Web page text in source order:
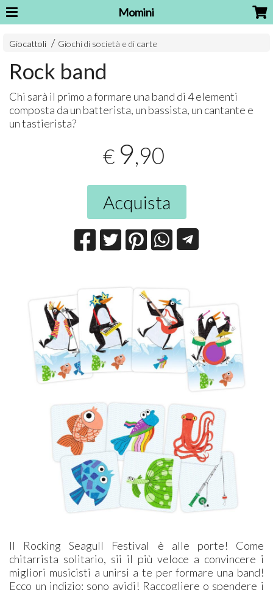
Momini
Giocattoli Giochi di società e di carte
Rock band
Chi sarà il primo a formare una band di 4 elementi
composta da un batterista, un bassista, un cantante e
un tastierista?
€ 9,90
Acquista
Il Rocking Seagull Festival è alle porte! Come
chitarrista solitario, sii il più veloce a convincere i
migliori musicisti a unirsi a te per formare una band!
Ecco un indizio: sono avidi! Raccogliere o spendere i